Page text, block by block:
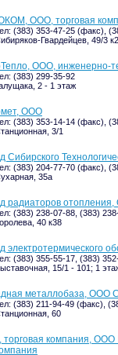
ООО, торговая
(383) 353-47-25 (факс),
Гвардейцев, 49/3
ООО, инженерно-
(383) 299-35-92
2 - 1 этаж
ООО
(383) 353-14-14 (факс),
3/1
Сибирского
(383) 204-77-70 (факс),
35а
радиаторов
(383) 238-07-88, (383)
40 к38
электротермического
(383) 355-55-17, (383)
15/1 - 101; 1
металлобаза, ООО
(383) 211-94-49 (факс),
60
торговая компания,